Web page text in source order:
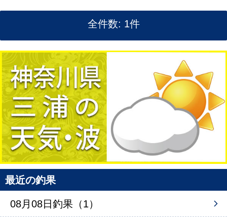
全件数: 1件
最近の釣果
08月08日釣果（1）